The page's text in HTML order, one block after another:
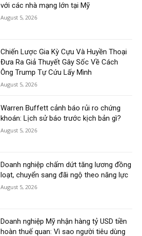
với các nhà mạng lớn tại Mỹ
August 5, 2026
Chiến Lược Gia Kỳ Cựu Và Huyền Thoại
Đưa Ra Giả Thuyết Gây Sốc Về Cách
Ông Trump Tự Cứu Lấy Mình
August 5, 2026
Warren Buffett cảnh báo rủi ro chứng
khoán: Lịch sử báo trước kịch bản gì?
August 5, 2026
Doanh nghiệp chấm dứt tăng lương đồng
loạt, chuyển sang đãi ngộ theo năng lực
August 5, 2026
Doanh nghiệp Mỹ nhận hàng tỷ USD tiền
hoàn thuế quan: Vì sao người tiêu dùng